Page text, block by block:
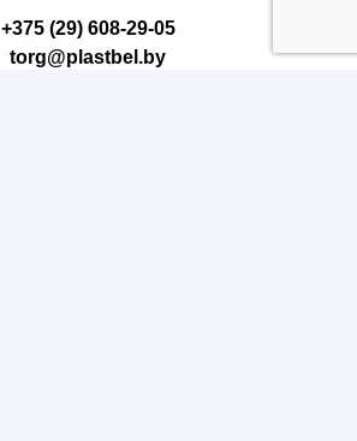
+375 (29) 608-29-05
torg@plastbel.by